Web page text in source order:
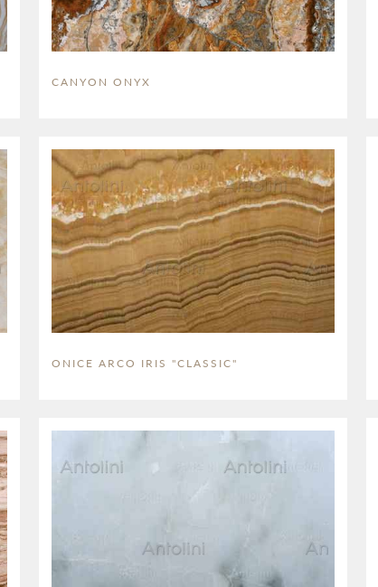
CANYON ONYX
ONICE ARCO IRIS "CLASSIC"